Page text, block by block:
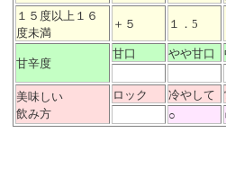
１５度以上１６
度未満
＋５ １．5
甘辛度
甘口 やや甘口
美味しい
飲み方
ロック 冷やして
○